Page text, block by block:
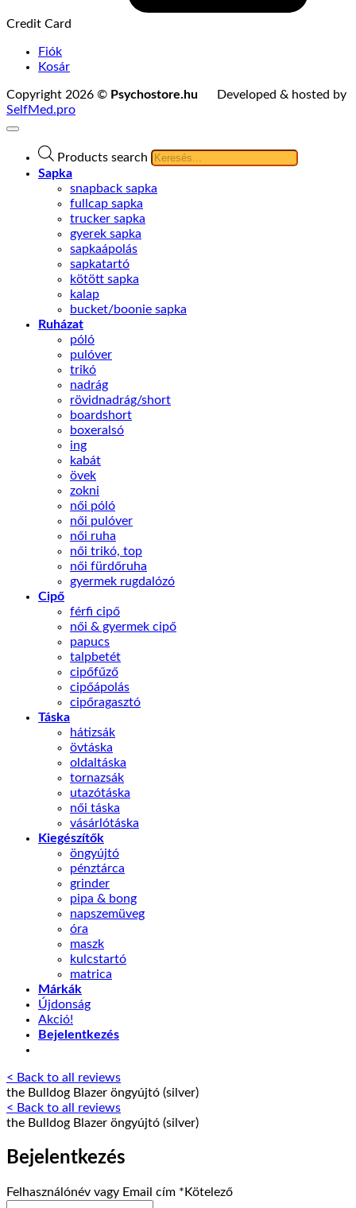
Credit Card
Fiók
Kosár
Copyright 2026 © Psychostore.hu Developed & hosted by
SelfMed.pro
Products search
Sapka
snapback sapka
fullcap sapka
trucker sapka
gyerek sapka
sapkaápolás
sapkatartó
kötött sapka
kalap
bucket/boonie sapka
Ruházat
póló
pulóver
trikó
nadrág
rövidnadrág/short
boardshort
boxeralsó
ing
kabát
övek
zokni
női póló
női pulóver
női ruha
női trikó, top
női fürdőruha
gyermek rugdalózó
Cipő
férfi cipő
női & gyermek cipő
papucs
talpbetét
cipőfűző
cipőápolás
cipőragasztó
Táska
hátizsák
övtáska
oldaltáska
tornazsák
utazótáska
női táska
vásárlótáska
Kiegészítők
öngyújtó
pénztárca
grinder
pipa & bong
napszemüveg
óra
maszk
kulcstartó
matrica
Márkák
Újdonság
Akció!
Bejelentkezés
< Back to all reviews
the Bulldog Blazer öngyújtó (silver)
< Back to all reviews
the Bulldog Blazer öngyújtó (silver)
Bejelentkezés
Felhasználónév vagy Email cím * Kötelező